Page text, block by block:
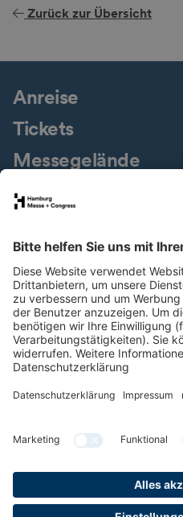
Zurück zur Übersicht
Anreise
Tickets
Messegelände
Presseservice
Jobs & Karriere
Nachhaltigkeit
Newsletter
LinkedIn
XINGInstagram
YouTube
Facebook
Compliance